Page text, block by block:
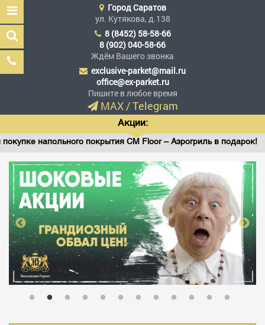
Эксклюзив Паркет
Мы сделали эксклюзив
доступным
ГЛАВНАЯ
АССОРТИМЕНТ
В НАЛИЧИИ
ГородСаратов
ул. Кутякова, д.138
8 (8452) 58-58-66
8 (902) 040-58-66
Ждём Вашего звонка
exclusive-parket@mail.ru
office@ex-parket.ru
Пишите в любое время
MAX/Telegram
Акции:
напольного покрытия CM Floor – Аэрогриль в подарок!